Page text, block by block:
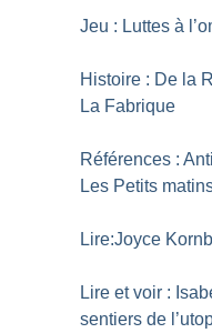
Jeu : Luttes à
Histoire : De la
La Fabrique
Références :
Les Petits
Lire:Joyce
Lire et voir :
sentiers de